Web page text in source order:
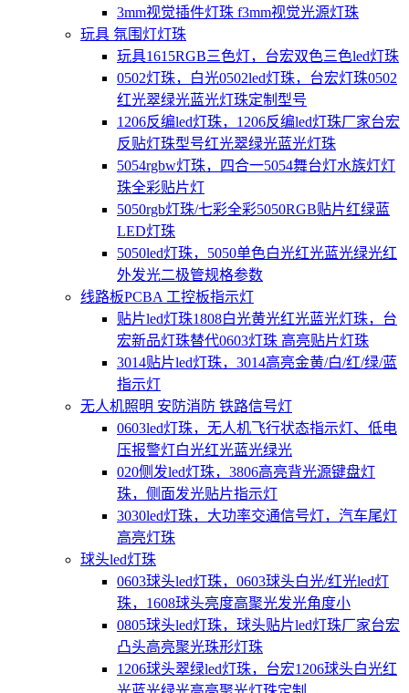
3mm视觉插件灯珠 f3mm视觉光源灯珠
玩具 氛围灯灯珠
玩具1615RGB三色灯，台宏双色三色led灯珠
0502灯珠，白光0502led灯珠，台宏灯珠0502
红光翠绿光蓝光灯珠定制型号
1206反编led灯珠，1206反编led灯珠厂家台宏
反贴灯珠型号红光翠绿光蓝光灯珠
5054rgbw灯珠，四合一5054舞台灯水族灯灯
珠全彩贴片灯
5050rgb灯珠/七彩全彩5050RGB贴片红绿蓝
LED灯珠
5050led灯珠，5050单色白光红光蓝光绿光红
外发光二极管规格参数
线路板PCBA 工控板指示灯
贴片led灯珠1808白光黄光红光蓝光灯珠，台
宏新品灯珠替代0603灯珠 高亮贴片灯珠
3014贴片led灯珠，3014高亮金黄/白/红/绿/蓝
指示灯
无人机照明 安防消防 铁路信号灯
0603led灯珠，无人机飞行状态指示灯、低电
压报警灯白光红光蓝光绿光
020侧发led灯珠，3806高亮背光源键盘灯
珠，侧面发光贴片指示灯
3030led灯珠，大功率交通信号灯，汽车尾灯
高亮灯珠
球头led灯珠
0603球头led灯珠，0603球头白光/红光led灯
珠，1608球头亮度高聚光发光角度小
0805球头led灯珠，球头贴片led灯珠厂家台宏
凸头高亮聚光珠形灯珠
1206球头翠绿led灯珠，台宏1206球头白光红